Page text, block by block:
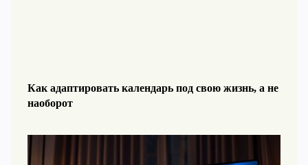
Как адаптировать календарь под свою жизнь, а не
наоборот